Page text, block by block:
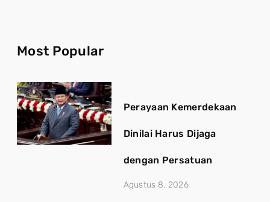
Most Popular
Perayaan Kemerdekaan
Dinilai Harus Dijaga
dengan Persatuan
Agustus 8, 2026